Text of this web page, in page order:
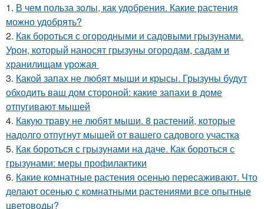
1. В чем польза золы, как удобрения. Какие растения
можно удобрять?
2. Как бороться с огородными и садовыми грызунами.
Урон, который наносят грызуны огородам, садам и
хранилищам урожая
3. Какой запах не любят мыши и крысы. Грызуны будут
обходить ваш дом стороной: какие запахи в доме
отпугивают мышей
4. Какую траву не любят мыши. 8 растений, которые
надолго отпугнут мышей от вашего садового участка
5. Как бороться с грызунами на даче. Как бороться с
грызунами: меры профилактики
6. Какие комнатные растения осенью пересаживают. Что
делают осенью с комнатными растениями все опытные
цветоводы?